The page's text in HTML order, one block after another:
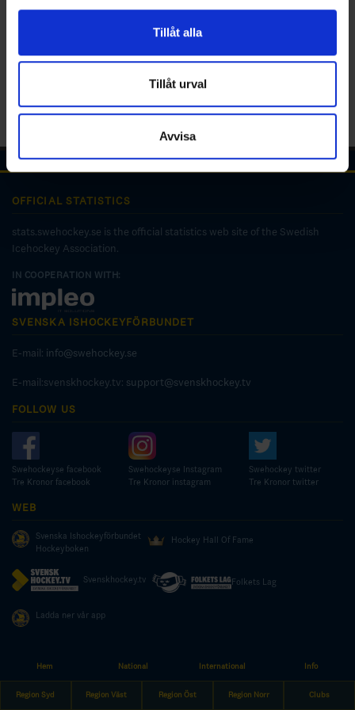
för sociala medier och analysera vår trafik. Vi
vidarebefordrar även sådana identifierare och annan
annons- och analysföretag som vi samarbetar med.
Dessa kan i sin tur kombinera informationen med annan
information som du har tillhandahållit eller som de har
samlat in när du har använt deras tjänster.
Tillåt alla
Tillåt urval
Avvisa
Hem National International Info
Region Syd Region Väst Region Öst Region Norr Clubs
OFFICIAL STATISTICS
stats.swehockey.se is the official statistics web site of the Swedish
Icehockey Association.
IN COOPERATION WITH:
SVENSKA ISHOCKEYFÖRBUNDET
E-mail: info@swehockey.se
E-mail:svenskhockey.tv: support@svenskhockey.tv
FOLLOW US
Swehockeyse facebook
Tre Kronor facebook
Swehockeyse Instagram
Tre Kronor instagram
Swehockey twitter
Tre Kronor twitter
WEB
Svenska Ishockeyförbundet
Hockeyboken
Hockey Hall Of Fame
Svenskhockey.tv Folkets Lag
Ladda ner vår app